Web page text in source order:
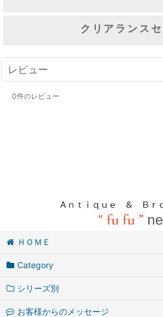
クリアランス
レビュー
0件のレビュー
ＨＯＭＥ
Category
シリーズ別
お客様からのメッセージ